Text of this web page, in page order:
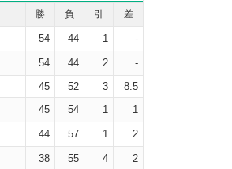
勝 負 引 差
54 44 1 -
54 44 2
-
45 52 3
8.5
45 54 1 1
44 57 1 2
38 55 4 2